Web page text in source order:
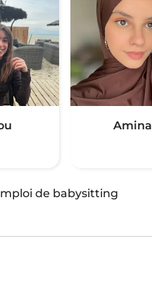
Amina
de babysitting